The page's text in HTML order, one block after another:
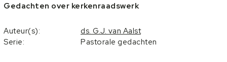
Gedachten over kerkenraadswerk
Auteur(s):
ds. G.J. van Aalst
Serie:
Pastorale gedachten